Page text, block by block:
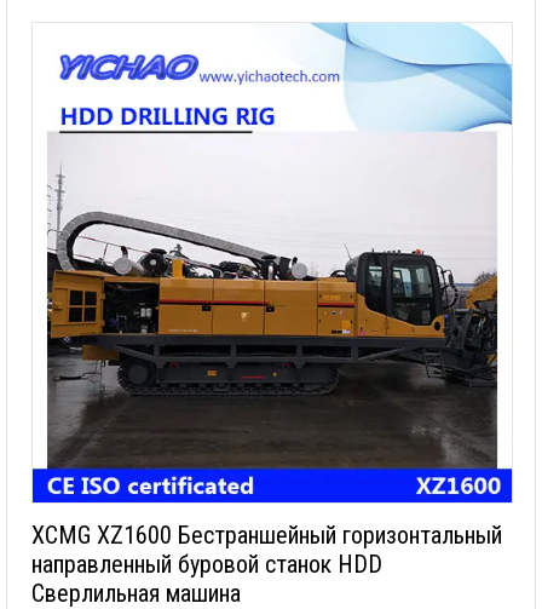
XCMG XZ1600 Бестраншейный горизонтальный
направленный буровой станок HDD
Сверлильная машина